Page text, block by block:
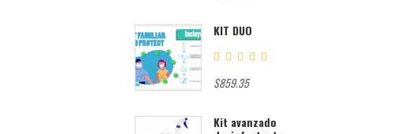
KIT DUO
$859.35
Kit avanzado